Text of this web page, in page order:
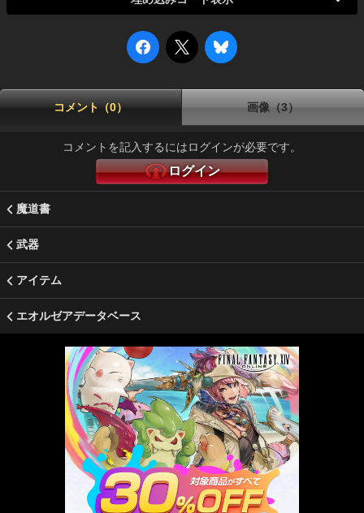
コメント（0） 画像（3）
コメントを記入するにはログインが必要です。
ログイン
魔道書
武器
アイテム
エオルゼアデータベース